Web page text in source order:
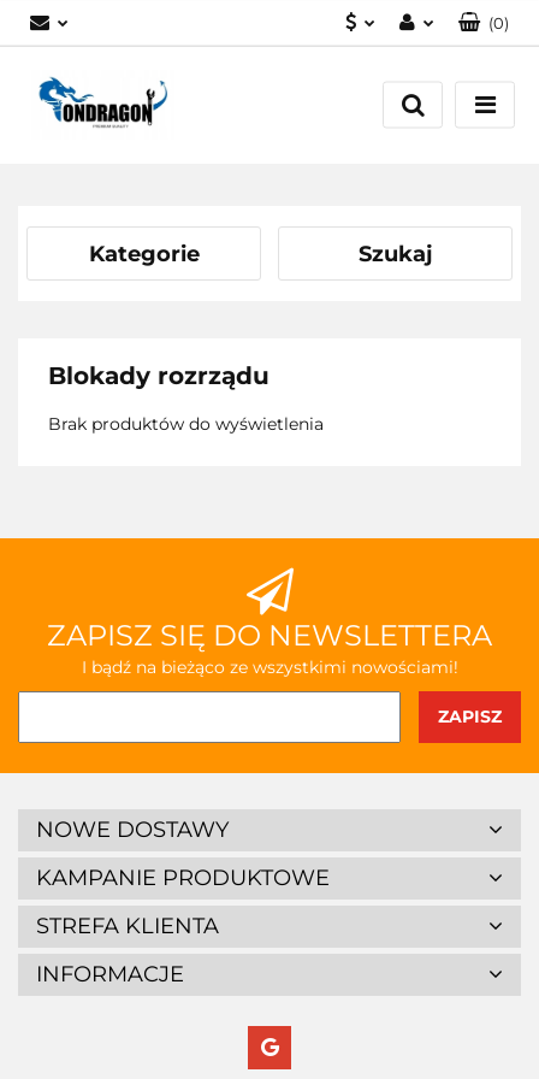
Zaloguj się
Załóż konto
(0)
Kategorie Szukaj
Blokady rozrządu
Brak produktów do wyświetlenia
ZAPISZ SIĘ DO NEWSLETTERA
I bądź na bieżąco ze wszystkimi nowościami!
NOWE DOSTAWY
KAMPANIE PRODUKTOWE
STREFA KLIENTA
INFORMACJE